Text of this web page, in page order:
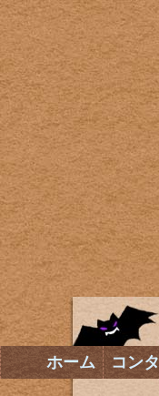
ホーム コン